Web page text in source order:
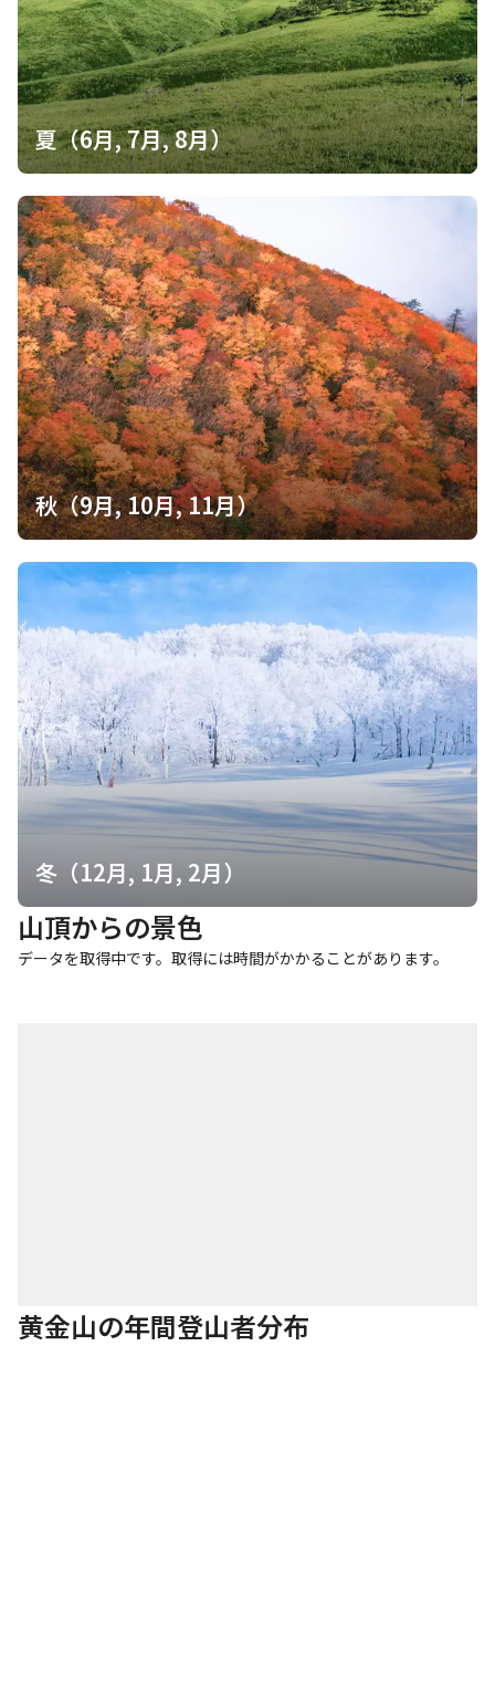
夏（6月, 7月, 8月）
秋（9月, 10月, 11月）
冬（12月, 1月, 2月）
山頂からの景色
データを取得中です。取得には時間がかかることがあります。
黄金山の年間登山者分布